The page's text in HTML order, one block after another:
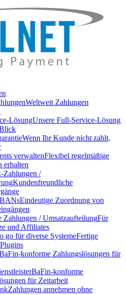
Weltweit Zahlungen
LösungUnsere Full-Service-Lösung
Wenn Ihr Kunde nicht zahlt,
verwaltenFlexibel regelmäßige
erhalten
Zahlungen /
Kundenfreundliche
Eindeutige Zuordnung von
Zahlungen / UmsatzaufteilungFür
und Affiliates
go für diverse SystemeFertige
konforme Zahlungslösungen für
BaFin-konforme
für Zeitarbeit
Zahlungen annehmen ohne